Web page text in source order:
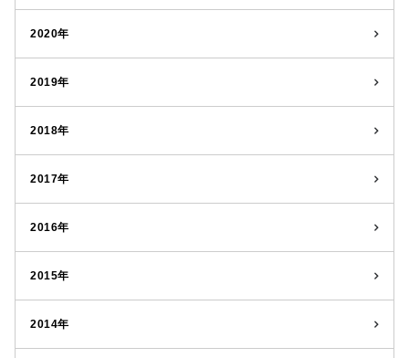
2020年
2019年
2018年
2017年
2016年
2015年
2014年